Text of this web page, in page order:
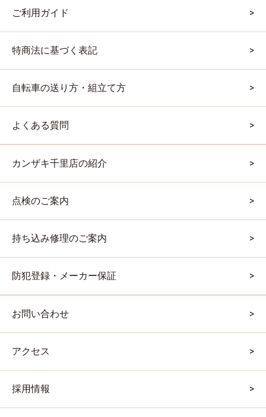
ご利用ガイド
特商法に基づく表記
自転車の送り方・組立て方
よくある質問
カンザキ千里店の紹介
点検のご案内
持ち込み修理のご案内
防犯登録・メーカー保証
お問い合わせ
アクセス
採用情報